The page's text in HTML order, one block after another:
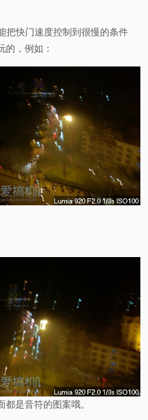
把快门速度控制到很慢的条件
的，例如：
是音符的图案哦。